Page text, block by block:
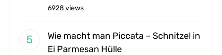
6928 views
Wie macht man Piccata – Schnitzel in
Ei Parmesan Hülle